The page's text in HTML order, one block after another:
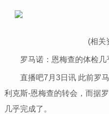
(相关
罗马诺：恩梅查的体检
直播吧7月3日讯 此前罗
利克斯-恩梅查的转会，而据
几乎完成了。